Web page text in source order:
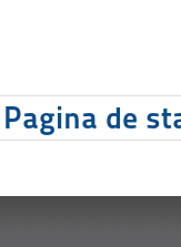
Pagina de